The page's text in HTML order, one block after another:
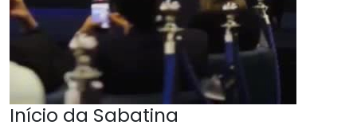
Início da Sabatina